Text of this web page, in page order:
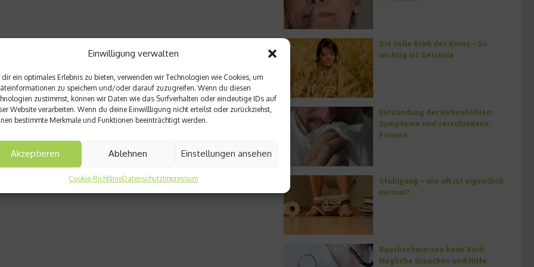
Einwilligung verwalten
dir ein optimales Erlebnis zu bieten, verwenden wir Technologien wie Cookies, um
zu speichern und/oder darauf zuzugreifen. Wenn du diesen
zustimmst, können wir Daten wie das Surfverhalten oder eindeutige IDs auf
Website verarbeiten. Wenn du deine Einwillligung nicht erteilst oder zurückziehst,
bestimmte Merkmale und Funktionen beeinträchtigt werden.
Akzeptieren Ablehnen Einstellungen ansehen
Cookie-RichtlinieDatenschutzImpressum
Die volle Kraft des Korns – So
wichtig ist Getreide
Entzündung der Nebenhöhlen:
Symptome und verschiedene
Formen
Stuhlgang – wie oft ist eigentlich
normal?
Bauchschmerzen beim Kind:
Mögliche Ursachen und Hilfe